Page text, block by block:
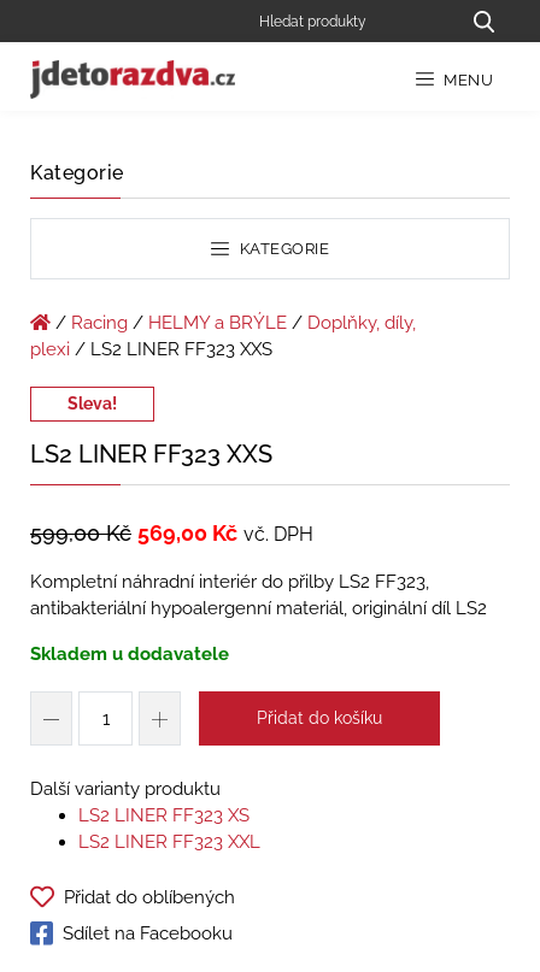
MENU
Kategorie
KATEGORIE
/ Racing / HELMY a BRÝLE / Doplňky, díly,
plexi / LS2 LINER FF323 XXS
Sleva!
LS2 LINER FF323 XXS
599,00Kč 569,00 Kč vč. DPH
Kompletní náhradní interiér do přilby LS2 FF323,
antibakteriální hypoalergenní materiál, originální díl LS2
Skladem u dodavatele
Přidat do košíku
Další varianty produktu
LS2 LINER FF323 XS
LS2 LINER FF323 XXL
Přidat do oblíbených
Sdílet na Facebooku